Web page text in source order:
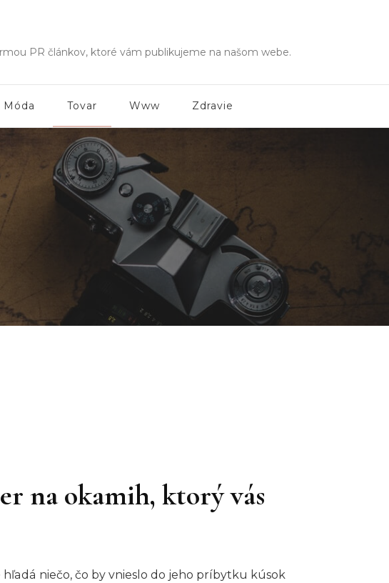
PR článkov, ktoré vám publikujeme na našom webe.
Móda Tovar Www Zdravie
na okamih, ktorý vás
niečo, čo by vnieslo do jeho príbytku kúsok